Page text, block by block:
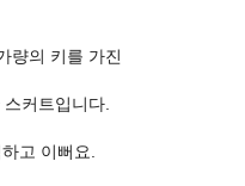
량의 키를 가진
커트입니다.
고 이뻐요.